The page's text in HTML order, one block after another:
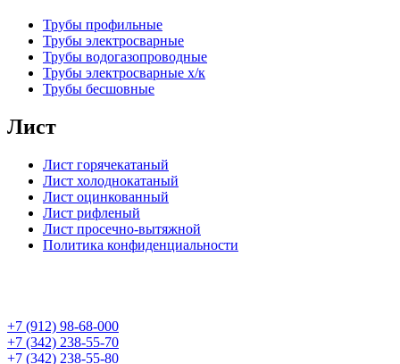
Трубы профильные
Трубы электросварные
Трубы водогазопроводные
Трубы электросварные х/к
Трубы бесшовные
Лист
Лист горячекатаный
Лист холоднокатаный
Лист оцинкованный
Лист рифленый
Лист просечно-вытяжной
Политика конфиденциальности
+7 (912) 98-68-000
+7 (342) 238-55-70
+7 (342) 238-55-80